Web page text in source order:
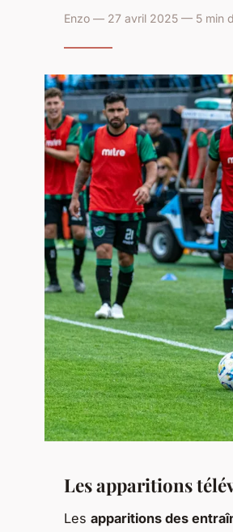
Enzo — 27 avril 2025 — 5 min
Les apparitions
Les apparitions des